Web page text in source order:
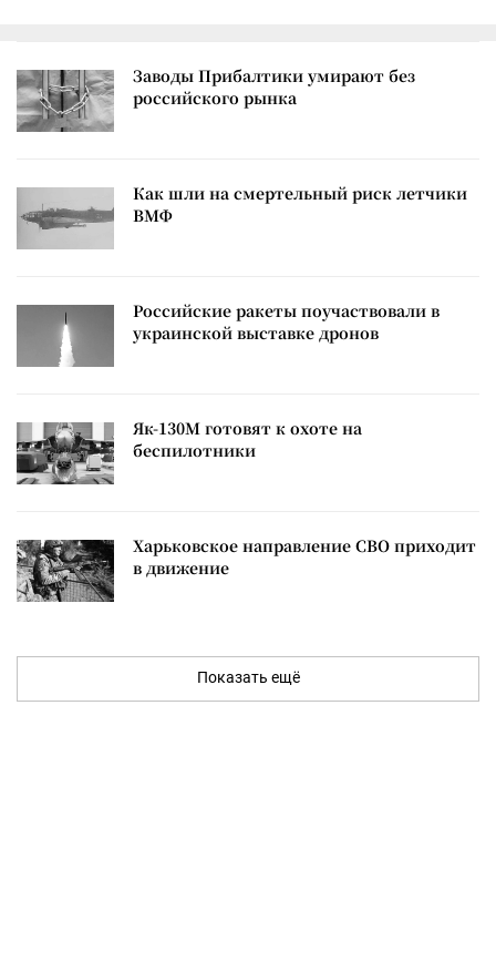
Заводы Прибалтики умирают без
российского рынка
Как шли на смертельный риск летчики
ВМФ
Российские ракеты поучаствовали в
украинской выставке дронов
Як-130М готовят к охоте на
беспилотники
Харьковское направление СВО приходит
в движение
Показать ещё